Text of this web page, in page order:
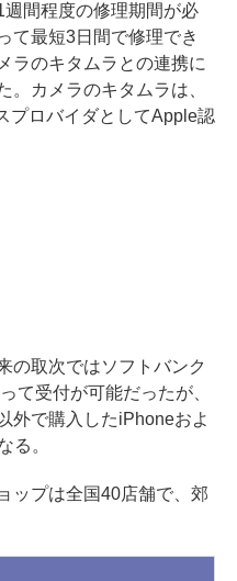
間程度の修理期間が必
て最短3日間で修理でき
ラのキタムラとの連携に
。カメラのキタムラは、
プロバイダとしてApple認
の取次ではソフトバンク
て受付が可能だったが、
外で購入したiPhoneおよ
る。
ップは全国40店舗で、郊